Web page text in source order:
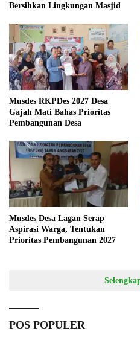
Bersihkan Lingkungan Masjid
Musdes RKPDes 2027 Desa
Gajah Mati Bahas Prioritas
Pembangunan Desa
Musdes Desa Lagan Serap
Aspirasi Warga, Tentukan
Prioritas Pembangunan 2027
POS POPULER